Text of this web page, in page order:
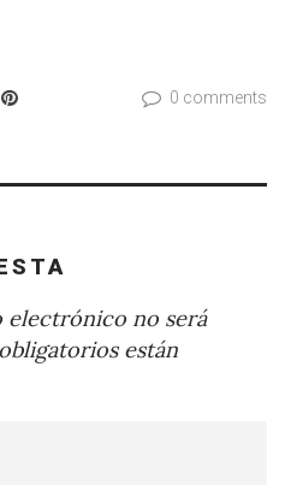
Pinterest 0 comments
no será
están